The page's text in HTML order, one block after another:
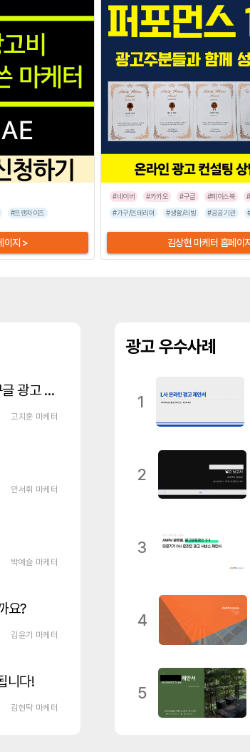
/디지털 #뷰티/미용 #기업서비스 #패션/잡화 #스타트업 #
#프랜차이즈
이지 >
#네이버 #카카오 #구글 #페이스북
#가구/인테리어
#생활/리빙 #공공기관
김상현 마케터 홈페이
알아서 해준다는 구글애즈 세팅의 거짓말. 구글 광고 세팅 제대로 하셔야 합니다!
고지훈 마케터
안서휘 마케터
박예슬 마케터
요?
김윤기 마케터
니다!
김현탁 마케터
광고 우수사례
1
2
3
4
5